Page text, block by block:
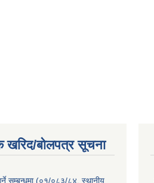
खरिद/बोलपत्र सूचना
सम्बन्धमा (०१/०८३/८४, स्थानीय